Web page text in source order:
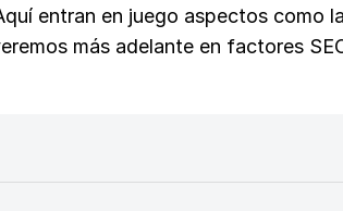
entran en juego aspectos como la
más adelante en factores